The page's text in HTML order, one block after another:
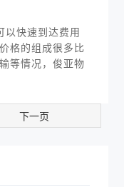
以快速到达费用
格的组成很多比
等情况，俊亚物
下一页